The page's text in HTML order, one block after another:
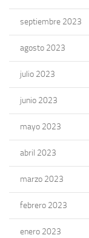
septiembre 2023
agosto 2023
julio 2023
junio 2023
mayo 2023
abril 2023
marzo 2023
febrero 2023
enero 2023